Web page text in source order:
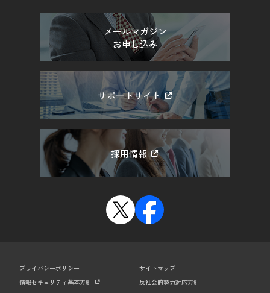
メールマガジン
お申し込み
サポートサイト
採用情報
プライバシーポリシー
サイトマップ
情報セキュリティ基本方針
反社会的勢力対応方針